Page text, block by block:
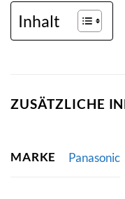
Inhalt
ZUSÄTZLICHE
MARKE Panasonic